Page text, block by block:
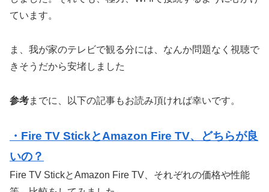
ています。
ま、我が家のテレビで観る分には、なんか問題なく視聴で
きそうだから安堵しました
参考までに、以下の記事もお読み頂ければ幸いです。
・Fire TV StickとAmazon Fire TV、どちらが良
いの？
Fire TV StickとAmazon Fire TV、それぞれの価格や性能